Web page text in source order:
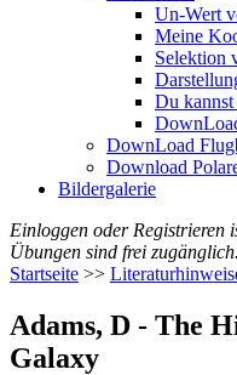
Un-Wert
Meine
Selektion
Du kannst
DownLoad
Download
Bildergalerie
Einloggen oder Registrieren
Übungen sind frei zugänglich.
Startseite >>
Adams, D - The
Galaxy